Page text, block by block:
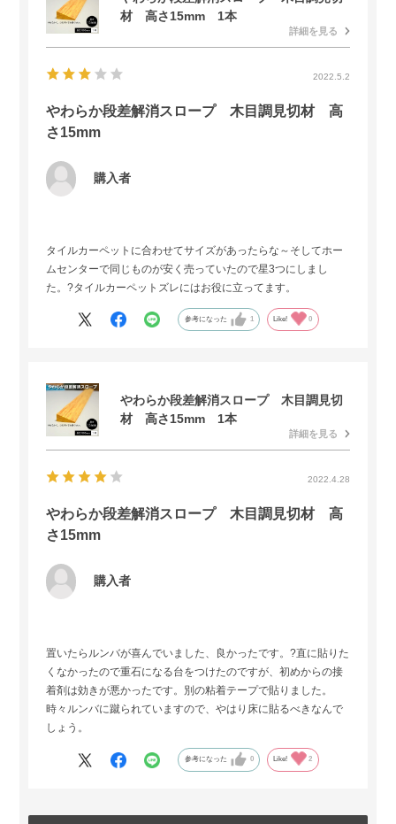
材 高さ15mm 1本
詳細を見る
2022.5.2
やわらか段差解消スロープ 木目調見切材 高
さ15mm
購入者
タイルカーペットに合わせてサイズがあったらな～そしてホー
ムセンターで同じものが安く売っていたので星3つにしまし
た。?タイルカーペットズレにはお役に立ってます。
参考になった 1 Like! 0
やわらか段差解消スロープ 木目調見切
材 高さ15mm 1本
詳細を見る
2022.4.28
やわらか段差解消スロープ 木目調見切材 高
さ15mm
購入者
置いたらルンバが喜んでいました、良かったです。?直に貼りた
くなかったので重石になる台をつけたのですが、初めからの接
着剤は効きが悪かったです。別の粘着テープで貼りました。
時々ルンバに蹴られていますので、やはり床に貼るべきなんで
しょう。
参考になった 0 Like! 2